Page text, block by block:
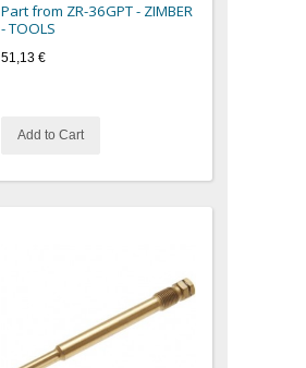
Part from ZR-36GPT - ZIMBER
- TOOLS
51,13 €
Add to Cart